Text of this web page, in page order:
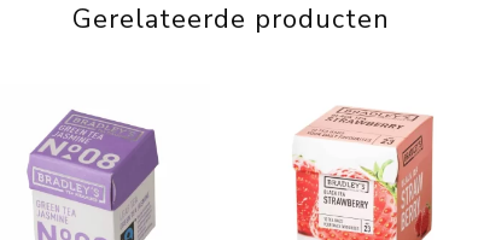
Gerelateerde producten